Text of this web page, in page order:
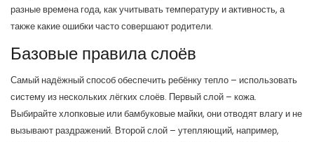
разные времена года, как учитывать температуру и активность, а
также какие ошибки часто совершают родители.
Базовые правила слоёв
Самый надёжный способ обеспечить ребёнку тепло – использовать
систему из нескольких лёгких слоёв. Первый слой – кожа.
Выбирайте хлопковые или бамбуковые майки, они отводят влагу и не
вызывают раздражений. Второй слой – утепляющий, например,